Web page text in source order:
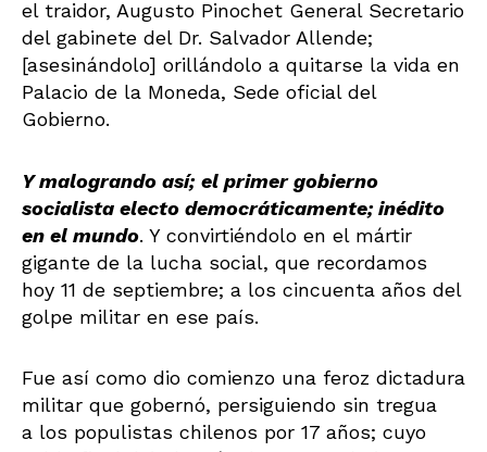
el traidor, Augusto Pinochet General Secretario
del gabinete del Dr. Salvador Allende;
[asesinándolo] orillándolo a quitarse la vida en
Palacio de la Moneda, Sede oficial del
Gobierno.
Y malogrando así; el primer gobierno
socialista electo democráticamente; inédito
en el mundo. Y convirtiéndolo en el mártir
gigante de la lucha social, que recordamos
hoy 11 de septiembre; a los cincuenta años del
golpe militar en ese país.
Fue así como dio comienzo una feroz dictadura
militar que gobernó, persiguiendo sin tregua
a los populistas chilenos por 17 años; cuyo